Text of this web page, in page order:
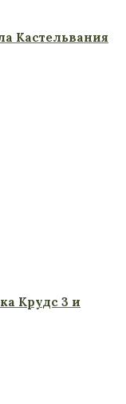
Кастельвания
Крудс 3 и